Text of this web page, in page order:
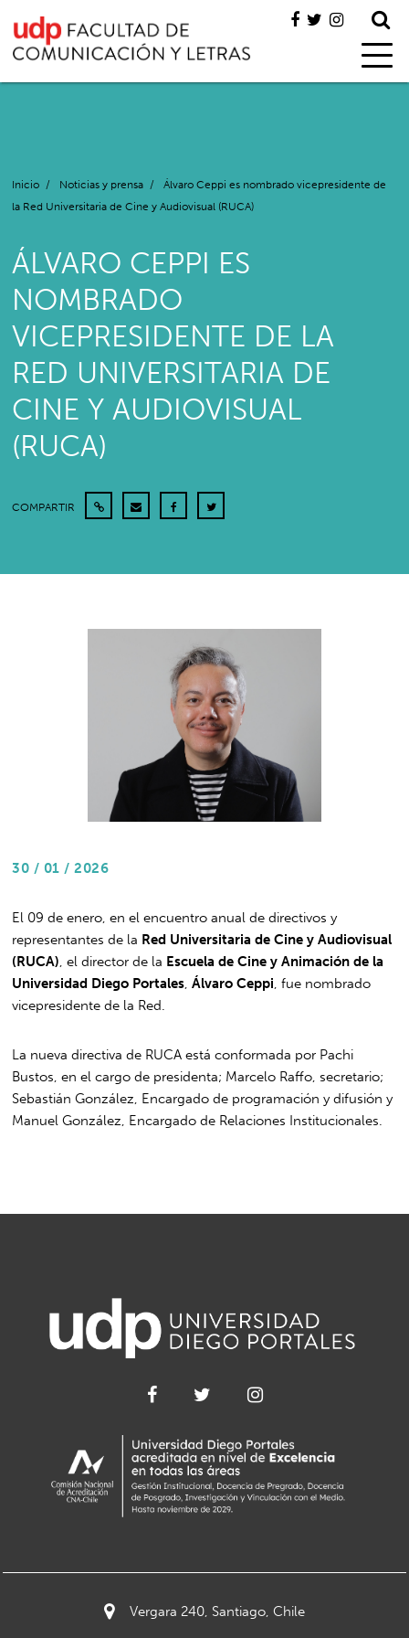
Inicio / Noticias y prensa /
Álvaro Ceppi es nombrado vicepresidente de
la Red Universitaria de Cine y Audiovisual (RUCA)
ÁLVARO CEPPI ES
NOMBRADO
VICEPRESIDENTE DE LA
RED UNIVERSITARIA DE
CINE Y AUDIOVISUAL
(RUCA)
COMPARTIR
30 / 01 / 2026
El 09 de enero, en el encuentro anual de directivos y
representantes de la Red Universitaria de Cine y Audiovisual
(RUCA) , el director de la Escuela de Cine y Animación de la
Universidad Diego Portales ,Álvaro Ceppi , fue nombrado
vicepresidente de la Red.
La nueva directiva de RUCA está conformada por Pachi
Bustos, en el cargo de presidenta; Marcelo Raffo, secretario;
Sebastián González, Encargado de programación y difusión y
Manuel González, Encargado de Relaciones Institucionales.
Vergara 240, Santiago, Chile